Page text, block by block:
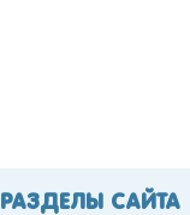
РАЗДЕЛЫ САЙТА